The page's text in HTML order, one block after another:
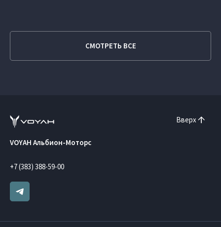
СМОТРЕТЬ ВСЕ
Вверх
VOYAH Альбион-Моторс
+7 (383) 388-59-00